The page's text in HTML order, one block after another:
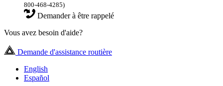
800-468-4285)
Demander à être rappelé
Vous avez besoin d'aide?
Demande d'assistance routière
English
Español